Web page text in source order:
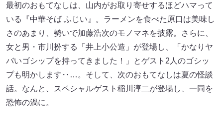
最初のおもてなしは、山内がお取り寄せするほどハマって
いる『中華そば ふじい』。ラーメンを食べた原口は美味し
さのあまり、勢いで加藤浩次のモノマネを披露。さらに、
女と男・市川扮する「井上小公造」が登場し、「かなりヤ
バいゴシップを持ってきました！」とゲスト2人のゴシッ
プも明かします‥…。そして、次のおもてなしは夏の怪談
話。なんと、スペシャルゲスト稲川淳二が登場し、一同を
恐怖の渦に。